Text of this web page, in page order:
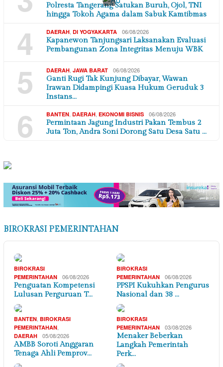
Polresta Tangerang Satukan Buruh, Ojol, TNI
hingga Tokoh Agama dalam Sabuk Kamtibmas
4 DAERAH DI YOGYAKARTA 06/08/2026
Kapanewon Tanjungsari Laksanakan Evaluasi
Pembangunan Zona Integritas Menuju WBK
5 DAERAH JAWA BARAT 06/08/2026
Ganti Rugi Tak Kunjung Dibayar, Wawan
Irawan Didampingi Kuasa Hukum Geruduk 3
Instans…
6 BANTEN DAERAH EKONOMI BISNIS 06/08/2026
Permintaan Jagung Industri Pakan Tembus 2
Juta Ton, Andra Soni Dorong Satu Desa Satu …
BIROKRASI PEMERINTAHAN
BIROKRASI
PEMERINTAHAN
06/08/2026
Penguatan Kompetensi
Lulusan Perguruan T…
BIROKRASI
PEMERINTAHAN
06/08/2026
PPSPI Kukuhkan Pengurus
Nasional dan 38 …
BANTEN BIROKRASI
PEMERINTAHAN
DAERAH 05/08/2026
AMBB Soroti Anggaran
Tenaga Ahli Pemprov…
BIROKRASI
PEMERINTAHAN
03/08/2026
Menaker Beberkan
Langkah Pemerintah
Perk…
×